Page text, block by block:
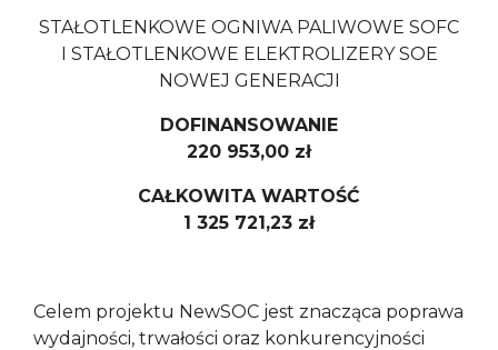
STAŁOTLENKOWE OGNIWA PALIWOWE SOFC
I STAŁOTLENKOWE ELEKTROLIZERY SOE
NOWEJ GENERACJI
DOFINANSOWANIE
220 953,00 zł
CAŁKOWITA WARTOŚĆ
1 325 721,23 zł
Celem projektu NewSOC jest znacząca poprawa
wydajności, trwałości oraz konkurencyjności